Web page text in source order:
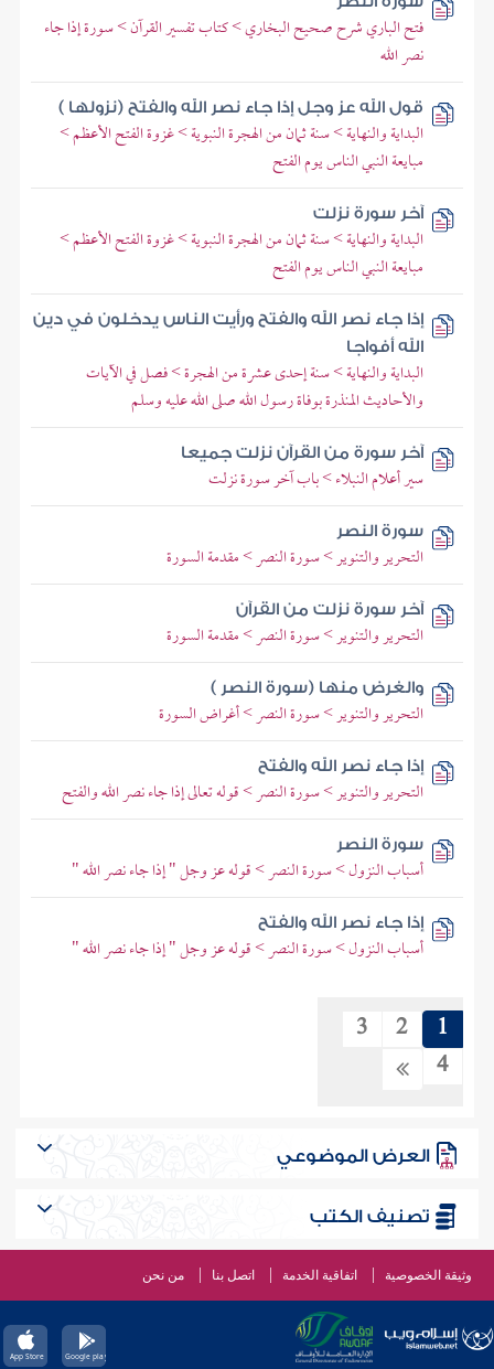
فتح الباري شرح صحيح البخاري > كتاب تفسير القرآن > سورة إذا جاء
نصر الله
قول الله عز وجل إذا جاء نصر الله والفتح (نزولها )
البداية والنهاية > سنة ثمان من الهجرة النبوية > غزوة الفتح الأعظم >
مبايعة النبي الناس يوم الفتح
آخر سورة نزلت
البداية والنهاية > سنة ثمان من الهجرة النبوية > غزوة الفتح الأعظم >
مبايعة النبي الناس يوم الفتح
إذا جاء نصر الله والفتح ورأيت الناس يدخلون في دين
الله أفواجا
البداية والنهاية > سنة إحدى عشرة من الهجرة > فصل في الآيات
والأحاديث المنذرة بوفاة رسول الله صلى الله عليه وسلم
آخر سورة من القرآن نزلت جميعا
سير أعلام النبلاء > باب آخر سورة نزلت
سورة النصر
التحرير والتنوير > سورة النصر > مقدمة السورة
آخر سورة نزلت من القرآن
التحرير والتنوير > سورة النصر > مقدمة السورة
والغرض منها (سورة النصر )
التحرير والتنوير > سورة النصر > أغراض السورة
إذا جاء نصر الله والفتح
التحرير والتنوير > سورة النصر > قوله تعالى إذا جاء نصر الله والفتح
سورة النصر
أسباب النزول > سورة النصر > قوله عز وجل " إذا جاء نصر الله "
إذا جاء نصر الله والفتح
أسباب النزول > سورة النصر > قوله عز وجل " إذا جاء نصر الله "
1
2
3
4
العرض الموضوعي
تصنيف الكتب
وثيقة الخصوصية اتفاقية الخدمة اتصل بنا من نحن